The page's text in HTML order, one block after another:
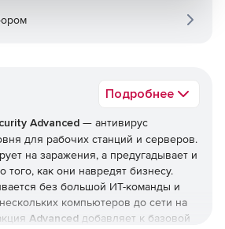
Подробнее
Advanced — антивирус
для рабочих станций и серверов.
на заражения, а предугадывает и
того, как они навредят бизнесу.
без большой ИТ-команды и
компьютеров до сети на
Advanced добавляет к базовой